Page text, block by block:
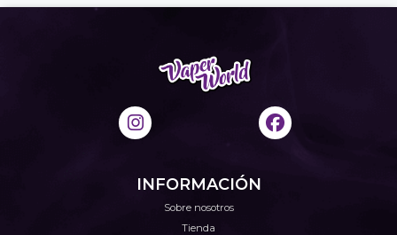
INFORMACIÓN
Sobre nosotros
Tienda